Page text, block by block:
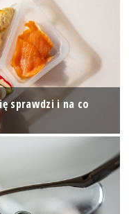
sprawdzi i na co